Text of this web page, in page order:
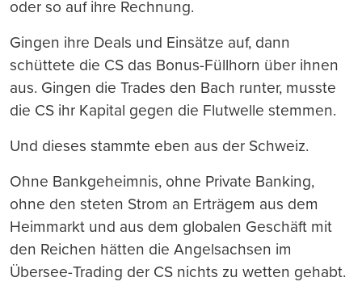
oder so auf ihre Rechnung.
Gingen ihre Deals und Einsätze auf, dann
schüttete die CS das Bonus-Füllhorn über ihnen
aus. Gingen die Trades den Bach runter, musste
die CS ihr Kapital gegen die Flutwelle stemmen.
Und dieses stammte eben aus der Schweiz.
Ohne Bankgeheimnis, ohne Private Banking,
ohne den steten Strom an Erträgem aus dem
Heimmarkt und aus dem globalen Geschäft mit
den Reichen hätten die Angelsachsen im
Übersee-Trading der CS nichts zu wetten gehabt.